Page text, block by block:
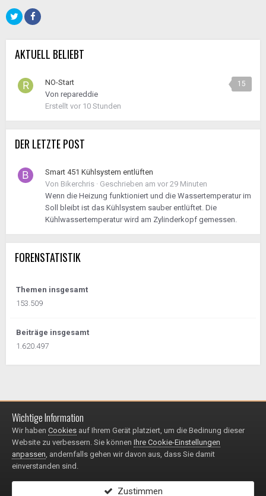
AKTUELL BELIEBT
15
NO-Start
Von repareddie
Erstellt vor 10 Stunden
DER LETZTE POST
Smart 451 Kühlsystem entlüften
Von Bikerchris · Geschrieben am vor 29 Minuten
Wenn die Heizung funktioniert und die Wassertemperatur im
Soll bleibt ist das Kühlsystem sauber entlüftet. Die
Kühlwassertemperatur wird am Zylinderkopf gemessen.
FORENSTATISTIK
Themen insgesamt
153.509
Beiträge insgesamt
1.620.497
Impressum / Datenschutzerklärung
© 1999 - 2025
Powered by Invision Community
Wichtige Information
Wir haben Cookies auf Ihrem Gerät platziert, um die Bedinung dieser
Website zu verbessern. Sie können Ihre Cookie-Einstellungen
anpassen, andernfalls gehen wir davon aus, dass Sie damit
einverstanden sind.
Zustimmen